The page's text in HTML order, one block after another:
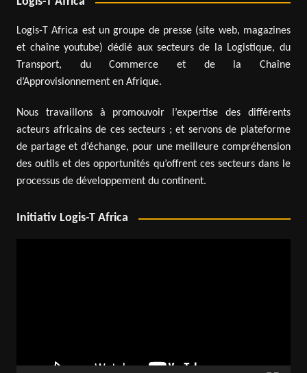
Logis-T Africa est un groupe de presse (site web, magazines
et chaîne youtube) dédié aux secteurs de la Logistique, du
Transport, du Commerce et de la Chaîne
d’Approvisionnement en Afrique.
Nous travaillons à promouvoir l’expertise des différents
acteurs africains de ces secteurs ; et servons de plateforme
de partage et d’échange, pour une meilleure compréhension
des outils et des opportunités qu’offrent ces secteurs dans le
processus de développement du continent.
Initiativ Logis-T Africa